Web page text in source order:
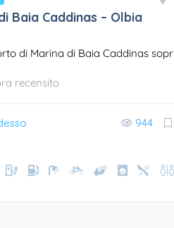
Baia Caddinas – Olbia
di Marina di Baia Caddinas
recensito
944